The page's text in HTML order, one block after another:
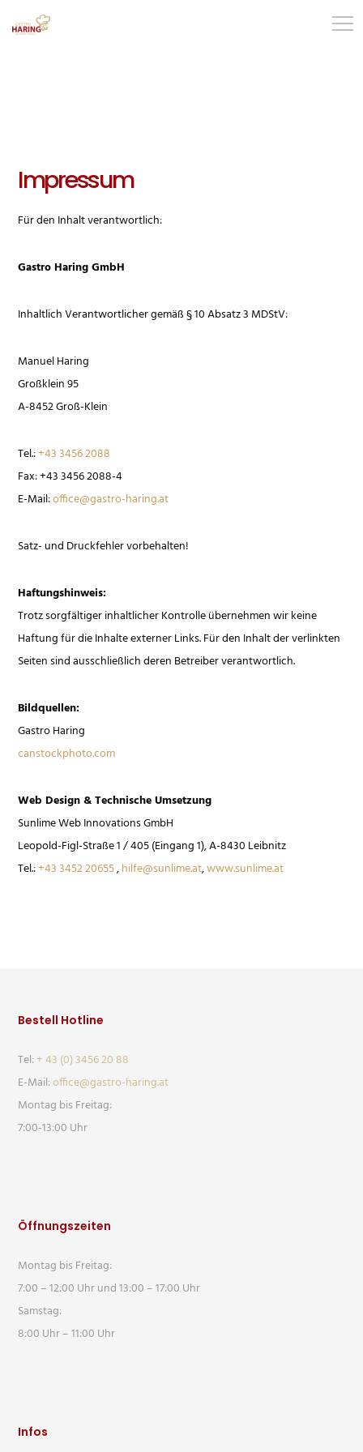
Impressum
Für den Inhalt verantwortlich:
Gastro Haring GmbH
Inhaltlich Verantwortlicher gemäß § 10 Absatz 3 MDStV:
Manuel Haring
Großklein 95
A-8452 Groß-Klein
Tel.:+43 3456 2088
Fax: +43 3456 2088-4
E-Mail:office@gastro-haring.at
Satz- und Druckfehler vorbehalten!
Haftungshinweis:
Trotz sorgfältiger inhaltlicher Kontrolle übernehmen wir keine
Haftung für die Inhalte externer Links. Für den Inhalt der verlinkten
Seiten sind ausschließlich deren Betreiber verantwortlich.
Bildquellen:
Gastro Haring
canstockphoto.com
Web Design & Technische Umsetzung
Sunlime Web Innovations GmbH
Leopold-Figl-Straße 1 / 405 (Eingang 1), A-8430 Leibnitz
Tel.:+43 3452 20655,hilfe@sunlime.at,www.sunlime.at
Bestell Hotline
Tel:+ 43 (0) 3456 20 88
E-Mail:office@gastro-haring.at
Montag bis Freitag:
7:00-13:00 Uhr
Öffnungszeiten
Montag bis Freitag:
7:00 – 12:00 Uhr und 13:00 – 17:00 Uhr
Samstag:
8:00 Uhr – 11:00 Uhr
Infos